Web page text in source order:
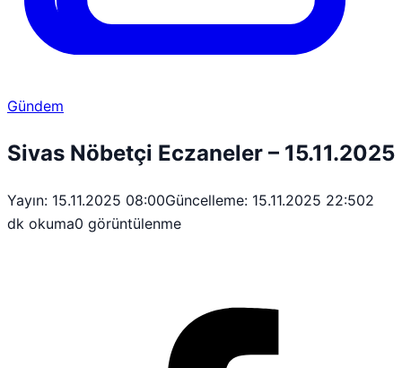
Gündem
Sivas Nöbetçi Eczaneler – 15.11.2025
Yayın: 15.11.2025 08:00Güncelleme: 15.11.2025 22:502
dk okuma0 görüntülenme